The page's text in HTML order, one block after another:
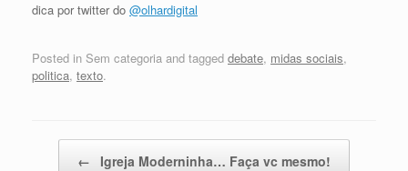
dica por twitter do @olhardigital
Posted in Sem categoria and tagged debate, midas sociais,
politica, texto.
← Igreja Moderninha… Faça vc mesmo!